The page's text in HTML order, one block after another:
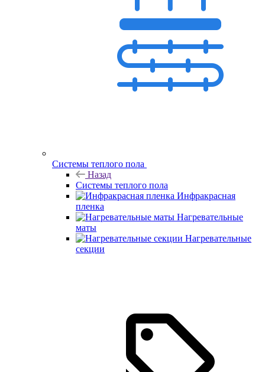
Системы теплого пола
Назад
Системы теплого пола
Инфракрасная
пленка
Нагревательные
маты
Нагревательные
секции